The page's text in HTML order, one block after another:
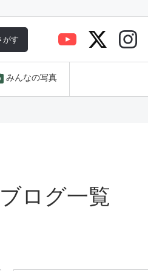
がす
みんなの写真
ログ一覧